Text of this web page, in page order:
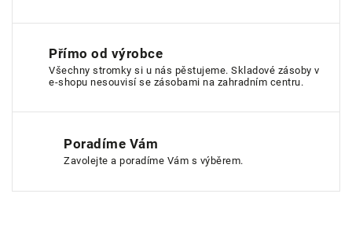
Přímo od výrobce
Všechny stromky si u nás pěstujeme. Skladové zásoby v
e-shopu nesouvisí se zásobami na zahradním centru.
Poradíme Vám
Zavolejte a poradíme Vám s výběrem.